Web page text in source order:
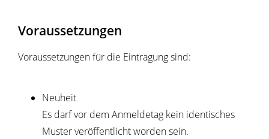
Voraussetzungen
Voraussetzungen für die Eintragung sind:
Neuheit
Es darf vor dem Anmeldetag kein identisches
Muster veröffentlicht worden sein.